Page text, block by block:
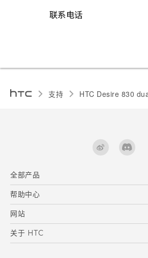
联系电话
支持 HTC Desire 830
全部产品
区块链智能手机
VIVE
帮助中心
在线客服
支援与服务
产品保固说明
网站
HTC Dev
关于 HTC